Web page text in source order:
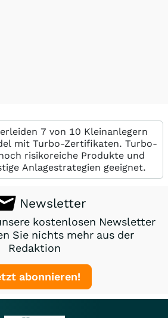
7 von 10 Kleinanlegern
mit Turbo-Zertifikaten. Turbo-
risikoreiche Produkte und
Anlagestrategien geeignet.
Newsletter
kostenlosen Newsletter
Sie nichts mehr aus der
Redaktion
abonnieren!